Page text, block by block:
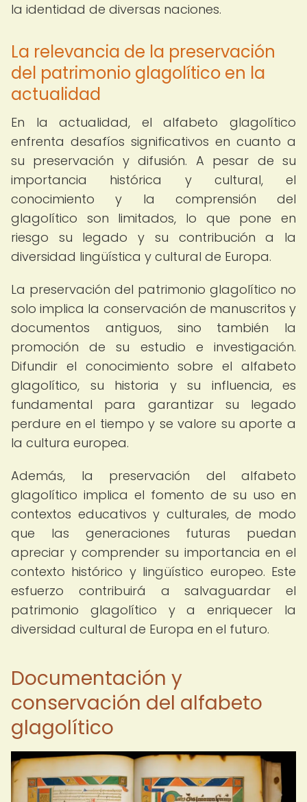
la identidad de diversas naciones.
La relevancia de la preservación
del patrimonio glagolítico en la
actualidad
En la actualidad, el alfabeto glagolítico
enfrenta desafíos significativos en cuanto a
su preservación y difusión. A pesar de su
importancia histórica y cultural, el
conocimiento y la comprensión del
glagolítico son limitados, lo que pone en
riesgo su legado y su contribución a la
diversidad lingüística y cultural de Europa.
La preservación del patrimonio glagolítico no
solo implica la conservación de manuscritos y
documentos antiguos, sino también la
promoción de su estudio e investigación.
Difundir el conocimiento sobre el alfabeto
glagolítico, su historia y su influencia, es
fundamental para garantizar su legado
perdure en el tiempo y se valore su aporte a
la cultura europea.
Además, la preservación del alfabeto
glagolítico implica el fomento de su uso en
contextos educativos y culturales, de modo
que las generaciones futuras puedan
apreciar y comprender su importancia en el
contexto histórico y lingüístico europeo. Este
esfuerzo contribuirá a salvaguardar el
patrimonio glagolítico y a enriquecer la
diversidad cultural de Europa en el futuro.
Documentación y
conservación del alfabeto
glagolítico